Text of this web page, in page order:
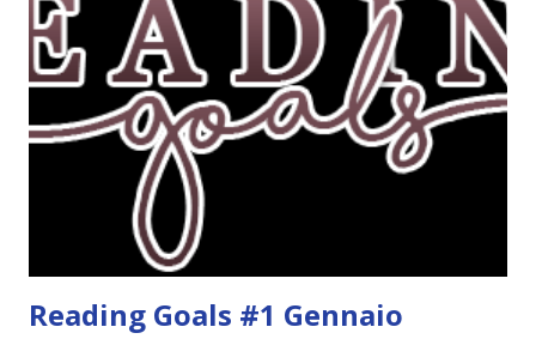
troppo fissata con questo genere ma ho letto pochi libri
thriller e vorrei davvero iniziarne qualcuno. Attraverso il
fuoco - Josephine Angeline \\ 19 settembre. Qualsiasi
libro cita anche soltanto "Salem" deve essere
assolutamente mio. Sono affascinata dalla storia delle
streghe di Salem e se oltre alle streghe aggiungiamo
mondi paralleli e gemelle malefiche, la mia curiosità monta
Reading Goals #1 Gennaio